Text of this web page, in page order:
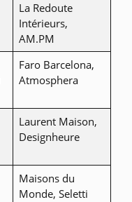
La Redoute
Intérieurs,
AM.PM
Faro Barcelona,
Atmosphera
Laurent Maison,
Designheure
Maisons du
Monde, Seletti